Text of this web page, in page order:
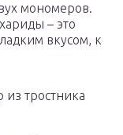
мономеров.
– это
вкусом, к
из тростника